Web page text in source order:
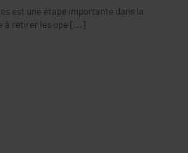
est une étape importante dans la
à retirer les ope [...]